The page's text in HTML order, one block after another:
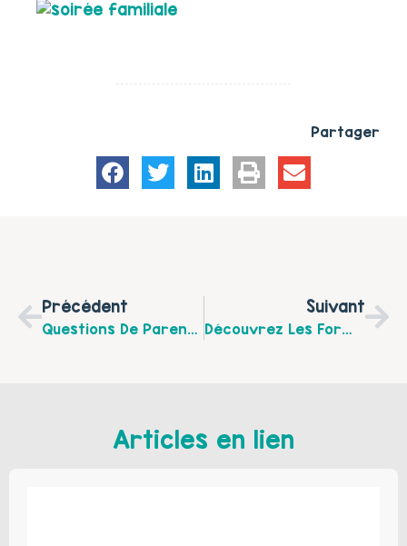
Partager
Précédent
Questions De Parents: Mon Enfant Et L’école, Le Jeudi 18 Juin 2015 De 14h À 16h À La Maison De Quartier D’Ostrohove À Saint Martin Boulogne
Suivant
Découvrez Les Formations Proposées Par Le Comité Régional D’Education Et De Promotion De La Santé Du Nord-Pas-De-Calais (COREPS)
Articles en lien